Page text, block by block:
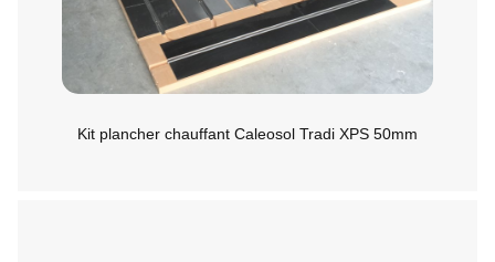
Kit plancher chauffant Caleosol Tradi XPS 50mm